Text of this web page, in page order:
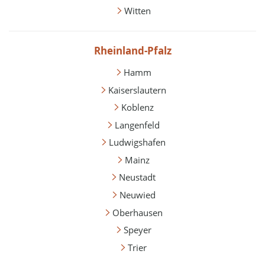
Witten
Rheinland-Pfalz
Hamm
Kaiserslautern
Koblenz
Langenfeld
Ludwigshafen
Mainz
Neustadt
Neuwied
Oberhausen
Speyer
Trier